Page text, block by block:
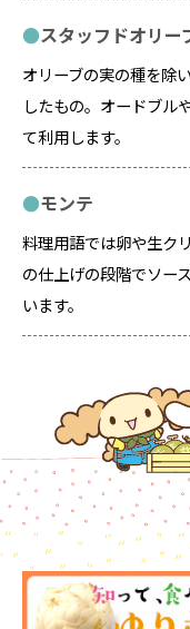
スタッフドオリー
オリーブの実の種を除
したもの。オードブル
て利用します。
モンテ
料理用語では卵や生ク
の仕上げの段階でソー
います。